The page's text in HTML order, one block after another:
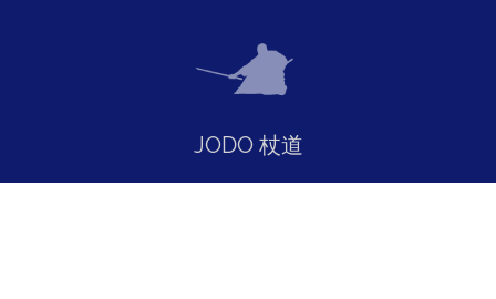
JODO 杖道